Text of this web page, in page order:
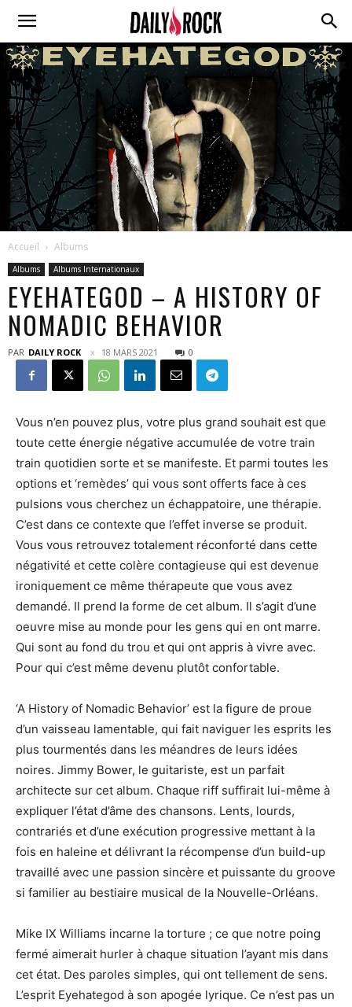
Accueil Albums
Albums Albums Internationaux
EYEHATEGOD – A HISTORY OF
NOMADIC BEHAVIOR
PAR DAILY ROCK 18 MARS 2021 0
Vous n’en pouvez plus, votre plus grand souhait est que
toute cette énergie négative accumulée de votre train
train quotidien sorte et se manifeste. Et parmi toutes les
options et ‘remèdes’ qui vous sont offerts face à ces
pulsions vous cherchez un échappatoire, une thérapie.
C’est dans ce contexte que l’effet inverse se produit.
Vous vous retrouvez totalement réconforté dans cette
négativité et cette colère contagieuse qui est devenue
ironiquement ce même thérapeute que vous avez
demandé. Il prend la forme de cet album. Il s’agit d’une
oeuvre mise au monde pour les gens qui en ont marre.
Qui sont au fond du trou et qui ont appris à vivre avec.
Pour qui c’est même devenu plutôt confortable.
‘A History of Nomadic Behavior’ est la figure de proue
d’un vaisseau lamentable, qui fait naviguer les esprits les
plus tourmentés dans les méandres de leurs idées
noires. Jimmy Bower, le guitariste, est un parfait
architecte sur cet album. Chaque riff suffirait lui-même à
expliquer l’état d’âme des chansons. Lents, lourds,
contrariés et d’une exécution progressive mettant à la
fois en haleine et délivrant la récompense d’un build-up
travaillé avec une passion sincère et puissante du groove
si familier au bestiaire musical de la Nouvelle-Orléans.
Mike IX Williams incarne la torture ; ce que notre poing
fermé aimerait hurler à chaque situation l’ayant mis dans
cet état. Des paroles simples, qui ont tellement de sens.
L’esprit Eyehategod à son apogée lyrique. Ce n’est pas un